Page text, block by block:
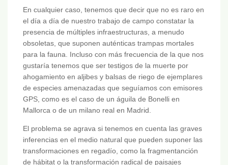
En cualquier caso, tenemos que decir que no es raro en
el día a día de nuestro trabajo de campo constatar la
presencia de múltiples infraestructuras, a menudo
obsoletas, que suponen auténticas trampas mortales
para la fauna. Incluso con más frecuencia de la que nos
gustaría tenemos que ser testigos de la muerte por
ahogamiento en aljibes y balsas de riego de ejemplares
de especies amenazadas que seguíamos con emisores
GPS, como es el caso de un águila de Bonelli en
Mallorca o de un milano real en Madrid.
El problema se agrava si tenemos en cuenta las graves
inferencias en el medio natural que pueden suponer las
transformaciones en regadío, como la fragmentanción
de hábitat o la transformación radical de paisajes